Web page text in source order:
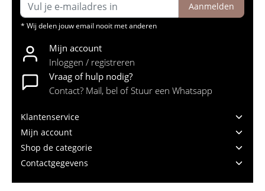
Aanmelden
* Wij delen jouw email nooit met anderen
Mijn account
Inloggen / registreren
Vraag of hulp nodig?
Contact? Mail, bel of Stuur een Whatsapp
Klantenservice
Mijn account
Shop de categorie
Contactgegevens